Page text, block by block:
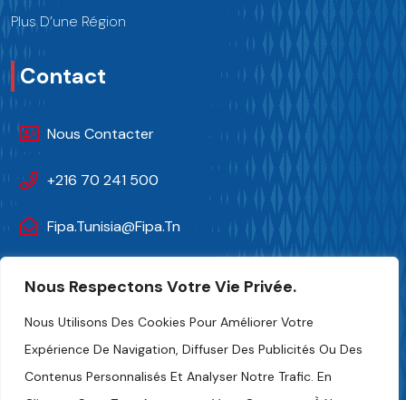
Nous Respectons Votre Vie Privée.
Nous Utilisons Des Cookies Pour Améliorer Votre
Expérience De Navigation, Diffuser Des Publicités Ou Des
Contenus Personnalisés Et Analyser Notre Trafic. En
Plus D’une Région
Contact
Nous Contacter
+216 70 241 500
Fipa.tunisia@fipa.tn